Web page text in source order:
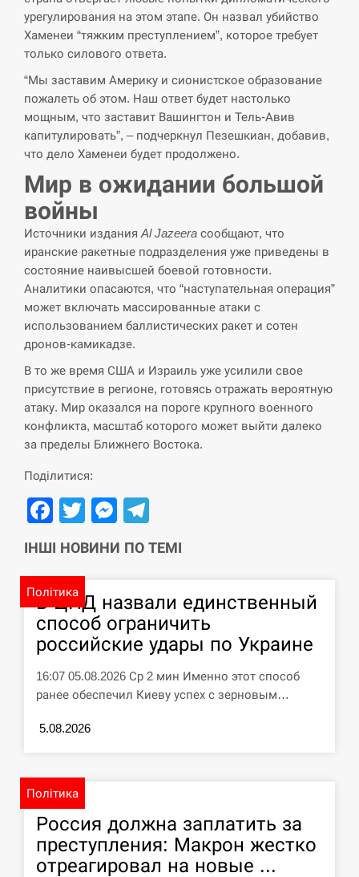
СЕРПЕНЬ
13:23
“Они должны быть уничтожены”: в
СЕРПЕНЬ
13:10
Тайвань проводить найбільші військові
навчання на тлі загрози вторгнення з…
СЕРПЕНЬ
12:53
США обсуждают лицензии на Patriot для
Украины, несмотря на сомнения…
СЕРПЕНЬ
12:40
Латвія готова направити до 20
військових для розблокування
Ормузької протоки
СЕРПЕНЬ
12:23
Силы обороны поразили российскую
переправу, склады и другие важные
СЕРПЕНЬ
12:10
У США зафіксували рекордний спалах
циклоспорозу, захворіли понад 10
СЕРПЕНЬ
11:53
Под огнем “Эпицентр”, ROZETKA и
СЕРПЕНЬ
СЕРПЕНЬ
11:23
Россияне ударили “Бардеролями” по
Харькову, есть пострадавшие
урегулирования на этом этапе. Он назвал убийство
Хаменеи “тяжким преступлением”, которое требует
только силового ответа.
“Мы заставим Америку и сионистское образование
пожалеть об этом. Наш ответ будет настолько
мощным, что заставит Вашингтон и Тель-Авив
капитулировать”, – подчеркнул Пезешкиан, добавив,
что дело Хаменеи будет продолжено.
Мир в ожидании большой
войны
Источники издания Al Jazeera сообщают, что
иранские ракетные подразделения уже приведены в
состояние наивысшей боевой готовности.
Аналитики опасаются, что “наступательная операция”
может включать массированные атаки с
использованием баллистических ракет и сотен
дронов-камикадзе.
В то же время США и Израиль уже усилили свое
присутствие в регионе, готовясь отражать вероятную
атаку. Мир оказался на пороге крупного военного
конфликта, масштаб которого может выйти далеко
за пределы Ближнего Востока.
Поділитися:
Facebook
TwitterMessenger
ІНШІ НОВИНИ ПО ТЕМІ
Політика
В ЦПД назвали единственный
способ ограничить
российские удары по Украине
16:07 05.08.2026 Ср 2 мин Именно этот способ
ранее обеспечил Киеву успех с зерновым…
5.08.2026
Політика
Россия должна заплатить за
преступления: Макрон жестко
отреагировал на новые ...